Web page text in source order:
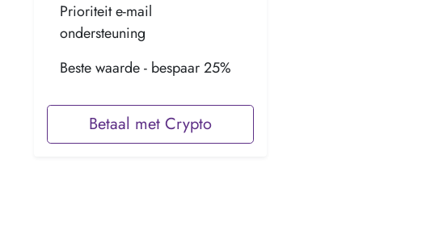
Prioriteit e-mail
ondersteuning
Beste waarde - bespaar 25%
Betaal met Crypto